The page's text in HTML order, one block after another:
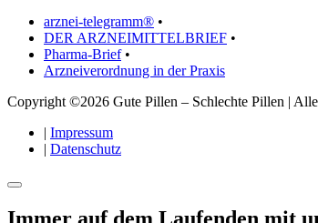
arznei-telegramm® •
DER ARZNEIMITTELBRIEF •
Pharma-Brief•
Arzneiverordnung in der Praxis
Copyright ©2026 Gute Pillen – Schlechte Pillen |
| Impressum
| Datenschutz